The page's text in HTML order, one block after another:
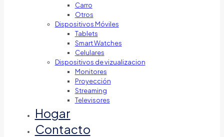
Carro
Otros
Dispositivos Móviles
Tablets
Smart Watches
Celulares
Dispositivos de vizualizacion
Monitores
Proyección
Streaming
Televisores
Hogar
Contacto